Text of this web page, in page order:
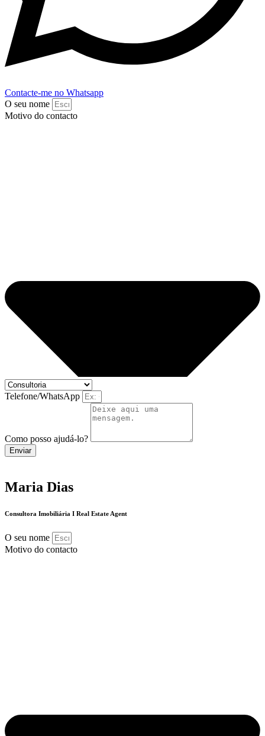
Contacte-me no Whatsapp
O seu nome
Motivo do contacto
Telefone/WhatsApp
Como posso ajudá-lo?
Enviar
Maria Dias
Consultora Imobiliária I Real Estate Agent
O seu nome
Motivo do contacto